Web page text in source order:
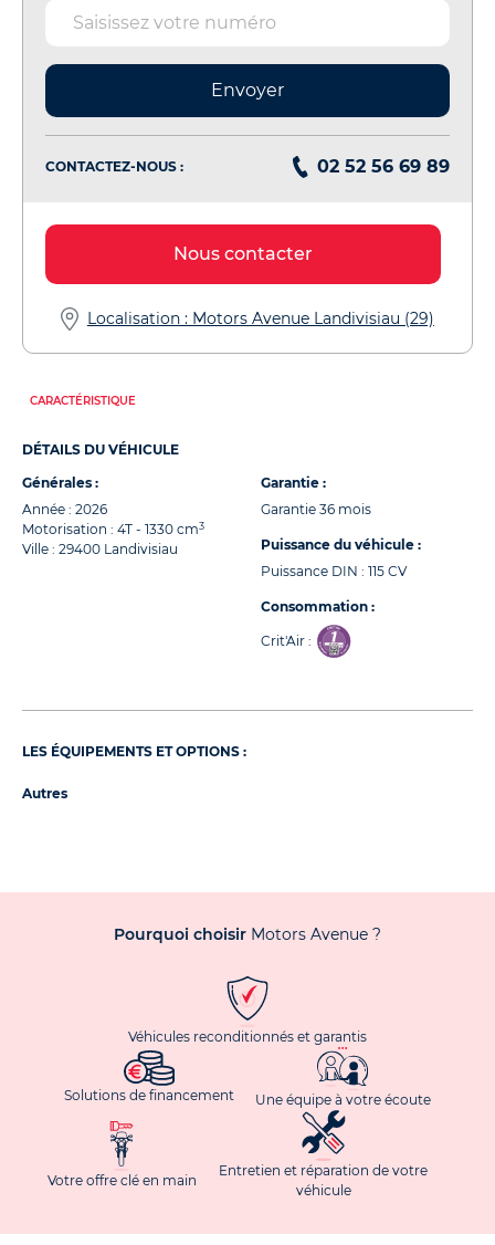
Envoyer
CONTACTEZ-NOUS : 02 52 56 69 89
Nous contacter
Localisation : Motors Avenue Landivisiau (29)
CARACTÉRISTIQUE
DÉTAILS DU VÉHICULE
Générales :
Année : 2026
Motorisation : 4T - 1330 cm3
Ville : 29400 Landivisiau
Garantie :
Garantie 36 mois
Puissance du véhicule :
Puissance DIN : 115 CV
Consommation :
Crit'Air :
LES ÉQUIPEMENTS ET OPTIONS :
Autres
Pourquoi choisir Motors Avenue ?
Véhicules reconditionnés et garantis
Solutions de financement Une équipe à votre écoute
Votre offre clé en main
Entretien et réparation de votre
véhicule